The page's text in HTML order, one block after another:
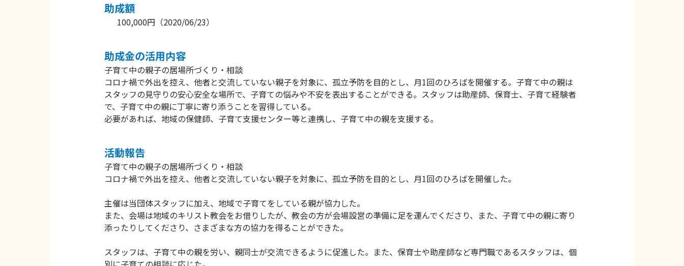
助成額
100,000円 （2020/06/23）
助成⾦の活⽤内容
子育て中の親子の居場所づくり・相談
コロナ禍で外出を控え、他者と交流していない親子を対象に、孤立予防を目的とし、月1回のひろばを開催する。子育て中の親は
スタッフの見守りの安心安全な場所で、子育ての悩みや不安を表出することができる。スタッフは助産師、保育士、子育て経験者
で、子育て中の親に丁寧に寄り添うことを習得している。
必要があれば、地域の保健師、子育て支援センター等と連携し、子育て中の親を支援する。
活動報告
子育て中の親子の居場所づくり・相談
コロナ禍で外出を控え、他者と交流していない親子を対象に、孤立予防を目的とし、月1回のひろばを開催した。
主催は当団体スタッフに加え、地域で子育てをしている親が協力した。
また、会場は地域のキリスト教会をお借りしたが、教会の方が会場設営の準備に足を運んでくださり、また、子育て中の親に寄り
添ったりしてくださり、さまざまな方の協力を得ることができた。
スタッフは、子育て中の親を労い、親同士が交流できるように促進した。また、保育士や助産師など専門職であるスタッフは、個